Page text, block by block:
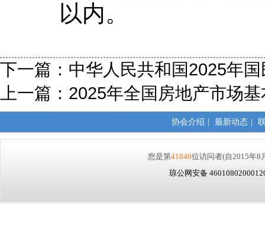
以内。
下一篇： 中华人民共和国2025年
上一篇： 2025年全国房地产市场
协会介绍 最新动态
您是第41840位访问者(自2015年8
琼公网安备